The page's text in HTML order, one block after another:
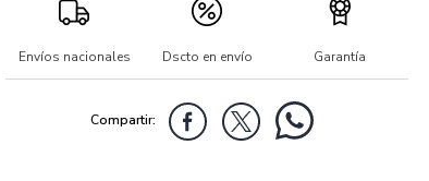
Envíos nacionales Dscto en envío Garantía